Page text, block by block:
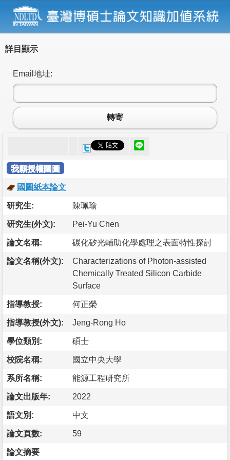
詳目顯示
Email地址:
轉寄
我願授權國圖
國圖紙本論文
研究生: 陳珮瑜
研究生(外文): Pei-Yu Chen
論文名稱: 碳化矽光輔助化學處理之表面特性探討
論文名稱(外文):
Characterizations of Photon-assisted
Chemically Treated Silicon Carbide
Surface
指導教授: 何正榮
指導教授(外文): Jeng-Rong Ho
學位類別: 碩士
校院名稱: 國立中央大學
系所名稱: 能源工程研究所
論文出版年: 2022
語文別: 中文
論文頁數: 59
論文摘要